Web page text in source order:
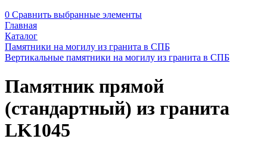
0 Сравнить выбранные элементы
Главная
Каталог
Памятники на могилу из гранита в СПБ
Вертикальные памятники на могилу из гранита в СПБ
Памятник прямой
(стандартный) из гранита
LK1045